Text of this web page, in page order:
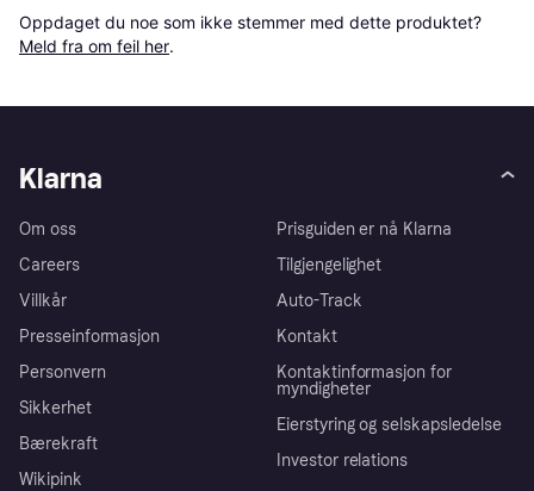
Oppdaget du noe som ikke stemmer med dette produktet?
Meld fra om feil her.
Klarna
Om oss
Careers
Villkår
Presseinformasjon
Personvern
Sikkerhet
Bærekraft
Wikipink
Prisguiden er nå Klarna
Tilgjengelighet
Auto-Track
Kontakt
Kontaktinformasjon for
myndigheter
Eierstyring og selskapsledelse
Investor relations